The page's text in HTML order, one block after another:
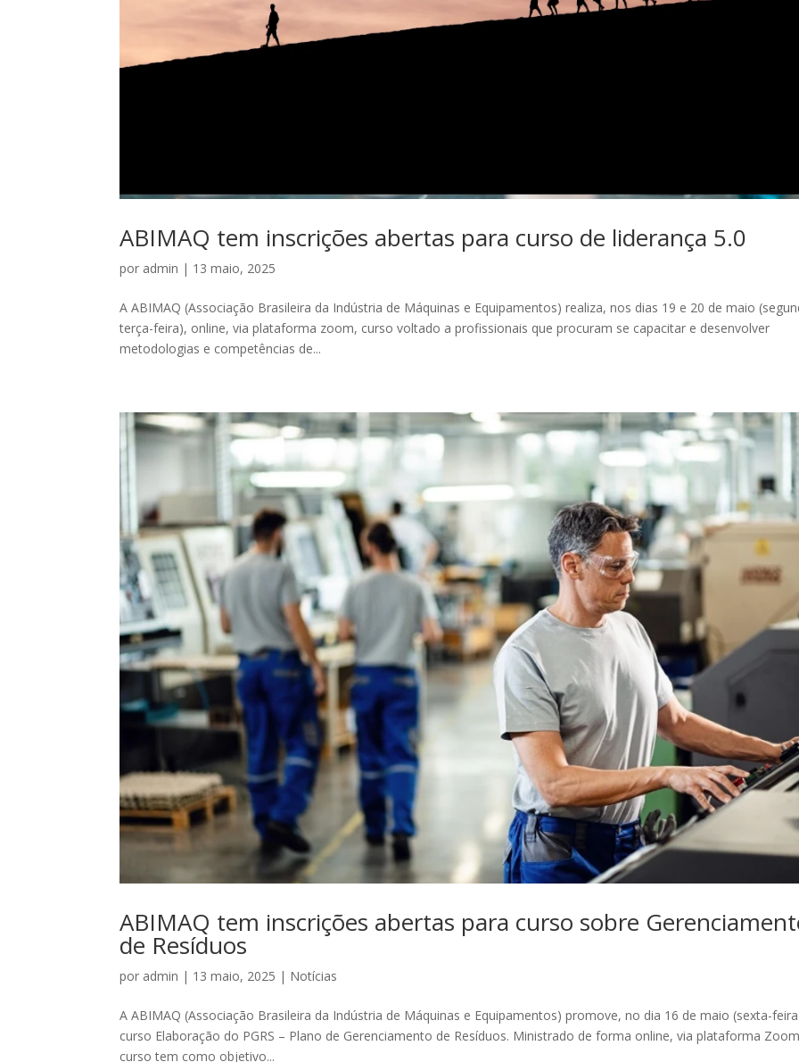
ABIMAQ tem inscrições abertas para curso de liderança 5.0
por admin | 13 maio, 2025
A ABIMAQ (Associação Brasileira da Indústria de Máquinas e Equipamentos) realiza, nos dias 19 e 20 de maio
terça-feira), online, via plataforma zoom, curso voltado a profissionais que procuram se capacitar e desenvolver
metodologias e competências de...
ABIMAQ tem inscrições abertas para curso sobre
de Resíduos
por admin | 13 maio, 2025 | Notícias
A ABIMAQ (Associação Brasileira da Indústria de Máquinas e Equipamentos) promove, no dia 16 de maio (sexta-
curso Elaboração do PGRS – Plano de Gerenciamento de Resíduos. Ministrado de forma online, via plataforma
curso tem como objetivo...